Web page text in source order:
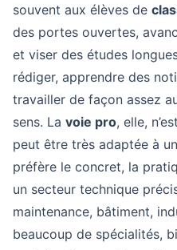
souvent aux élèves de
des portes ouvertes,
et viser des études
rédiger, apprendre des
travailler de façon assez
sens. La voie pro, elle,
peut être très adaptée à
préfère le concret, la
un secteur technique
maintenance, bâtiment,
beaucoup de spécialités,